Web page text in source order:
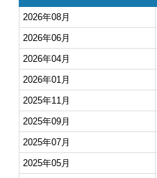
2026年08月
2026年06月
2026年04月
2026年01月
2025年11月
2025年09月
2025年07月
2025年05月